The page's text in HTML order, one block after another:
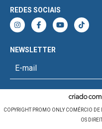
REDES SOCIAIS
NEWSLETTER
COPYRIGHT PROMO ONLY COMÉRCIO
OS